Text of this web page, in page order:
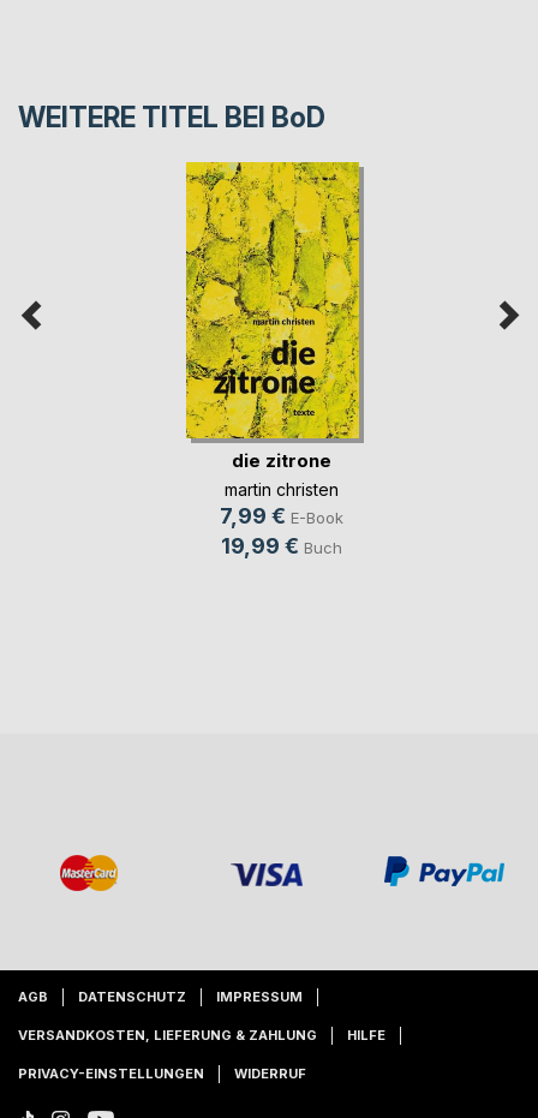
WEITERE TITEL BEI BoD
die zitrone
martin christen
7,99 € E-Book
19,99 € Buch
AGB DATENSCHUTZ IMPRESSUM
VERSANDKOSTEN, LIEFERUNG & ZAHLUNG HILFE
PRIVACY-EINSTELLUNGEN WIDERRUF